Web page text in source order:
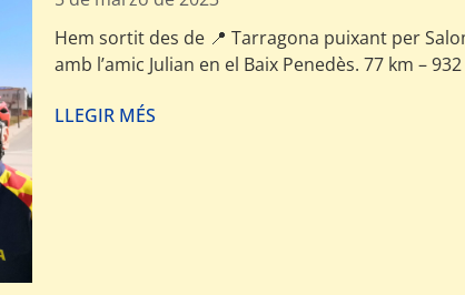
Hem sortit des de 📍 Tarragona puixant per
amb l’amic Julian en el Baix Penedès. 77 km –
LLEGIR MÉS